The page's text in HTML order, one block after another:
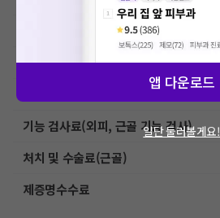
초음파 검사료(기본초음파)
초음파 검사료(진단초음파)
기능 검사료(외피, 근골 기능 검사)
처치 및 수술료(근골)
제증명수수료
앱 다운로드
일단 둘러볼게요!